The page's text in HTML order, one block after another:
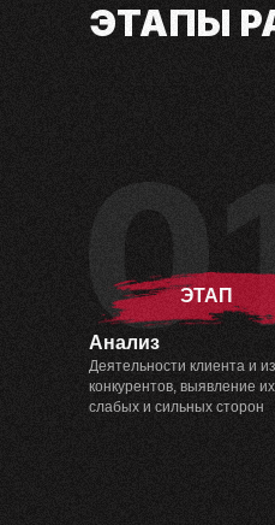
ЭТАПЫ
ЭТАП
Анализ
Деятельности клиента и
конкурентов, выявление их
слабых и сильных сторон